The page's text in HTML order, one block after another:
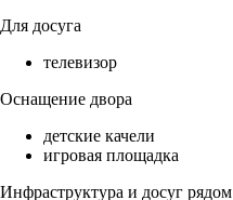
Для досуга
телевизор
Оснащение двора
детские качели
игровая площадка
Инфраструктура и досуг рядом